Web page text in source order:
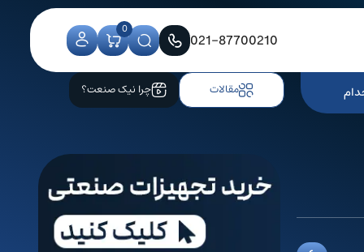
021-87700210
0
مقالات چرا نیک صنعت؟